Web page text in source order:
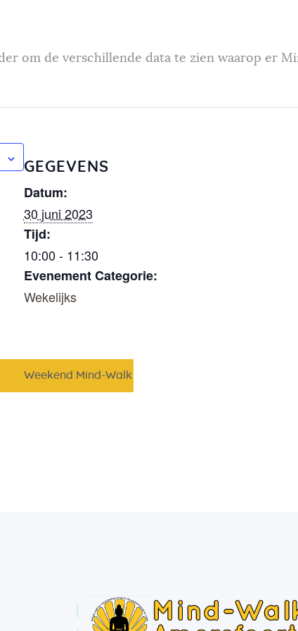
enementen
cadeau
Mind-Walk
op verzoek
Contact
om de verschillende data te zien waarop er
GEGEVENS
Datum:
30 juni 2023
Tijd:
10:00 - 11:30
Evenement Categorie:
Wekelijks
Weekend Mind-Walk Oisterwijk